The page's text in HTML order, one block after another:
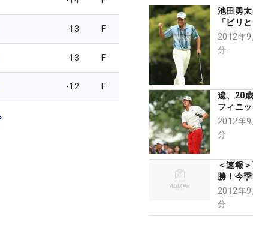
-13 F
-13 F
-12 F
池田勇
「ビリ
2012年
分
遼、20
フィニ
2012年
分
＜速報
勝！今季
2012年
分